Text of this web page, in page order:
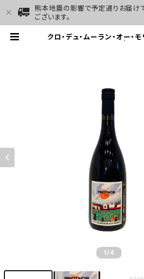
熊本地震の影響で予定通りお届け
ございます。
クロ・デュ・ムーラン・オー
1 /4